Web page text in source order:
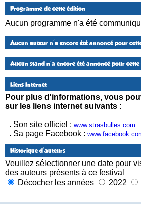
Programme de cette édition
Aucun programme n'a été
Aucun auteur n'a encore été annoncé pour
Aucun stand n'a encore été annoncé pour
Liens Internet
Pour plus d'informations, vous
sur les liens internet suivants :
. Son site officiel : www.strasbulles.com
. Sa page Facebook :
Historique d'auteurs
Veuillez sélectionner une date pour
des auteurs présents à ce festival
Décocher les années
2022